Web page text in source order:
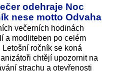
odehraje Noc
nese motto Odvaha
večerních hodinách
a modliteben po celém
ročník se koná
chtějí upozornit na
strachu a otevřenosti